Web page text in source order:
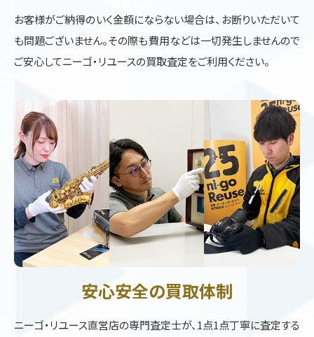
お客様がご納得のいく金額にならない場合は、お断りいただいて
も問題ございません。その際も費用などは一切発生しませんので
ご安心してニーゴ・リユースの買取査定をご利用ください。
安心安全の買取体制
ニーゴ・リユース直営店の専門査定士が、1点1点丁寧に査定する